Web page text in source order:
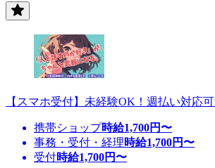
【スマホ受付】未経験OK！週払い対応
携帯ショップ時給1,700円〜
事務・受付・経理時給1,700円〜
受付時給1,700円〜